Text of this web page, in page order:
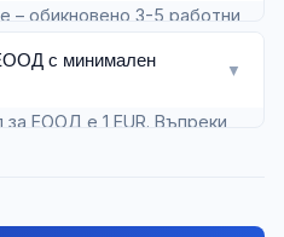
– обикновено 3-5 работни
с минимален
▼
ЕООД е 1 EUR. Въпреки